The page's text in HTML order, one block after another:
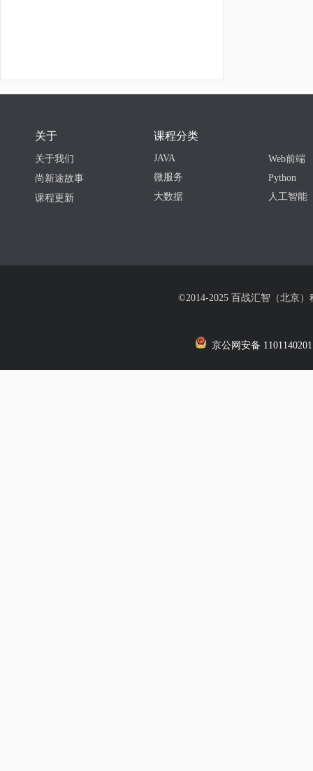
关于
关于我们
尚新途故事
课程更新
课程分类
JAVA
微服务
大数据
Web前端
Python
人工智能
©2014-2025 百战汇智（北京
京公网安备